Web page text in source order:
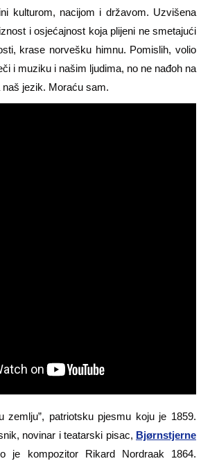
kulturom, nacijom i državom. Uzvišena
i osjećajnost koja plijeni ne smetajući
krase norvešku himnu. Pomislih, volio
i muziku i našim ljudima, no ne nađoh na
naš jezik. Moraću sam.
zemlju”, patriotsku pjesmu koju je 1859.
novinar i teatarski pisac, Bjørnstjerne
je kompozitor Rikard Nordraak 1864.